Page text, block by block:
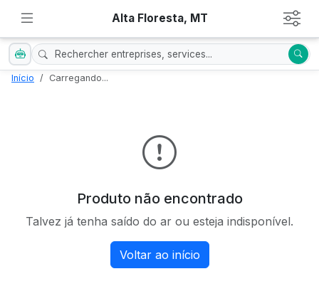
Alta Floresta, MT
Início Carregando...
Produto não encontrado
Talvez já tenha saído do ar ou esteja indisponível.
Voltar ao início